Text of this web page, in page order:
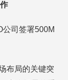
司签署500M
布局的关键突